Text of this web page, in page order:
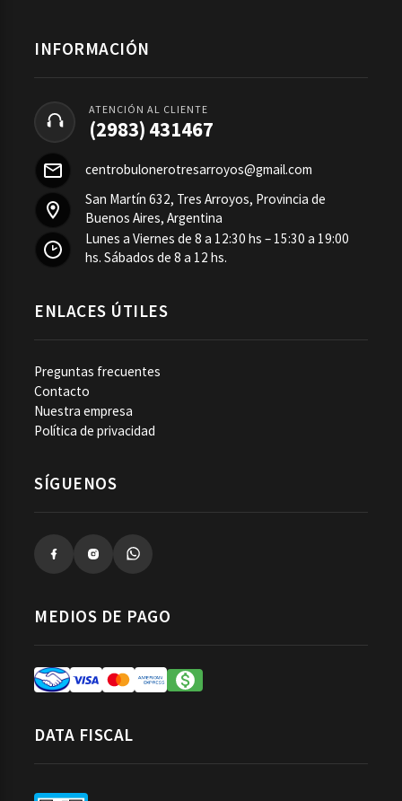
INFORMACIÓN
ATENCIÓN AL CLIENTE
(2983) 431467
centrobulonerotresarroyos@gmail.com
San Martín 632, Tres Arroyos, Provincia de
Buenos Aires, Argentina
Lunes a Viernes de 8 a 12:30 hs – 15:30 a 19:00
hs. Sábados de 8 a 12 hs.
ENLACES ÚTILES
Preguntas frecuentes
Contacto
Nuestra empresa
Política de privacidad
SÍGUENOS
MEDIOS DE PAGO
DATA FISCAL